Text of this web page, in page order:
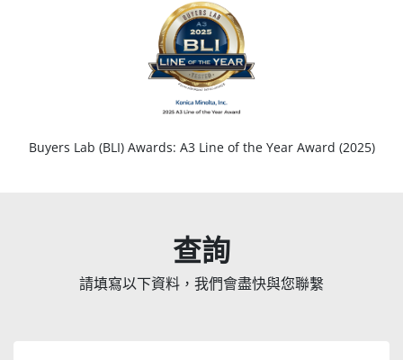
Buyers Lab (BLI) Awards: A3 Line of the Year Award (2025)
查詢
請填寫以下資料，我們會盡快與您聯繫